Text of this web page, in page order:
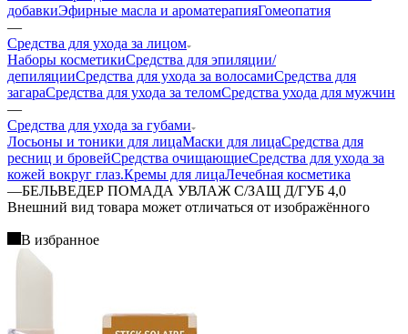
добавкиЭфирные масла и ароматерапияГомеопатия
—
Средства для ухода за лицом
Наборы косметикиСредства для эпиляции/
депиляцииСредства для ухода за волосамиСредства для
загараСредства для ухода за теломСредства ухода для мужчин
—
Средства для ухода за губами
Лосьоны и тоники для лицаМаски для лицаСредства для
ресниц и бровейСредства очищающиеСредства для ухода за
кожей вокруг глаз.Кремы для лицаЛечебная косметика
—БЕЛЬВЕДЕР ПОМАДА УВЛАЖ С/ЗАЩ Д/ГУБ 4,0
Bнешний вид товара может отличаться от изображённого
В избранное